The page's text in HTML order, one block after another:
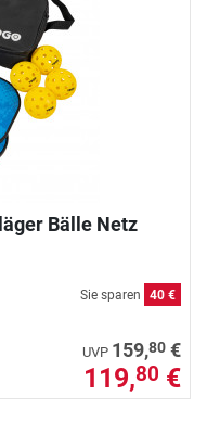
Bälle Netz
Sie sparen 40 €
UVP 159,80 €
119,80 €